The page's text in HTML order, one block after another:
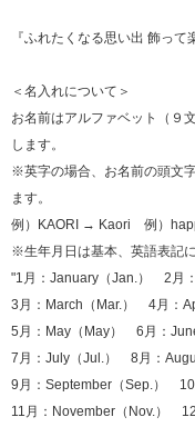
『ふれたくなる思い出 飾って
＜名入れについて＞
お名前はアルファベット（９
します。
※英字の場合、お名前の頭文
ます。
例）KAORI → Kaori 例）
※生年月日は基本、英語表記
"1月：January（Jan.） 2月：
3月：March（Mar.） 4月：
5月：May（May） 6月：
7月：July（Jul.） 8月：
9月：September（Sep.） 10
11月：November（Nov.）